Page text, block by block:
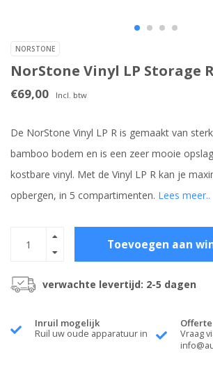
NORSTONE
NorStone Vinyl LP Storage
€69,00 Incl. btw
De NorStone Vinyl LP R is gemaakt van
bamboo bodem en is een zeer mooie
kostbare vinyl. Met de Vinyl LP R kan je
opbergen, in 5 compartimenten. Lees meer..
Toevoegen aan
verwachte levertijd: 2-5 dagen
Inruil mogelijk
Ruil uw oude apparatuur in
Offerte
Vraag